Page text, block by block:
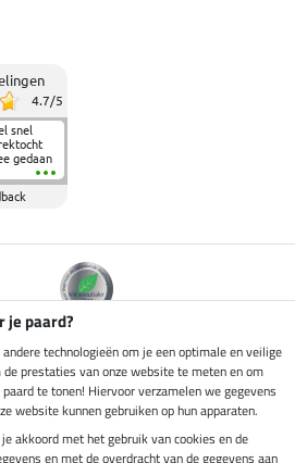
4.7/5
snel
gedaan
te
je paard?
technologieën om je een optimale en veilige
prestaties van onze website te meten en om
te tonen! Hiervoor verzamelen we gegevens
website kunnen gebruiken op hun apparaten.
akkoord met het gebruik van cookies en de
en met de overdracht van de gegevens aan